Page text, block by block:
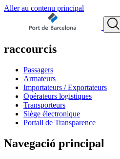
Aller au contenu principal
raccourcis
Passagers
Armateurs
Importateurs / Exportateurs
Opérateurs logistiques
Transporteurs
Siège électronique
Portail de Transparence
Navegació principal